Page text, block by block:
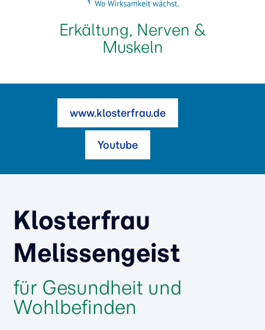
Erkältung, Nerven &
Muskeln
www.klosterfrau.de
Youtube
Klosterfrau
Melissengeist
für Gesundheit und
Wohlbefinden